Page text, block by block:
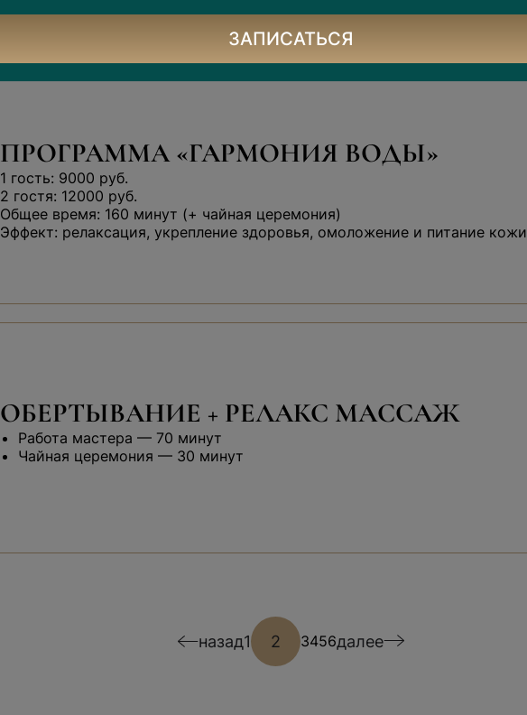
ПРОГРАММА «ГАРМОНИЯ ВОДЫ»
1 гость: 9000 руб.
2 гостя: 12000 руб.
Общее время: 160 минут (+ чайная церемония)
Эффект: релаксация, укрепление здоровья, омоложение и питание кожи
ОБЕРТЫВАНИЕ + РЕЛАКС МАССАЖ
Работа мастера — 70 минут
Чайная церемония — 30 минут
назад1 2 3456далее
ЗАПИСАТЬСЯ